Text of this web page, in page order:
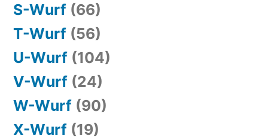
S-Wurf (66)
T-Wurf (56)
U-Wurf (104)
V-Wurf (24)
W-Wurf (90)
X-Wurf (19)